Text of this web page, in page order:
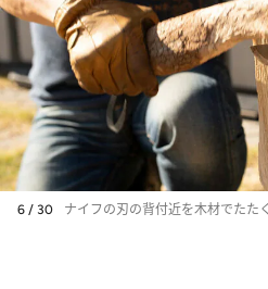
6 / 30 ナイフの刃の背付近を木材でたた